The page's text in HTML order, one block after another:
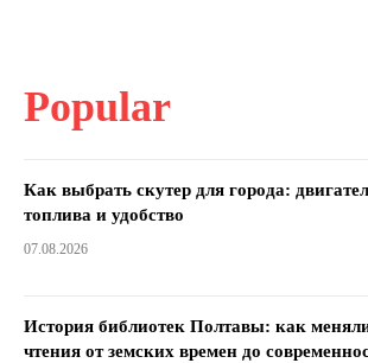
Popular
Как выбрать скутер для города:
топлива и удобство
07.08.2026
История библиотек Полтавы: как
чтения от земских времен до